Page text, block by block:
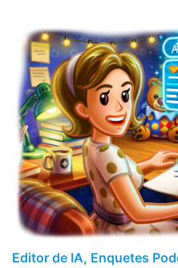
Editor de IA, Enquetes